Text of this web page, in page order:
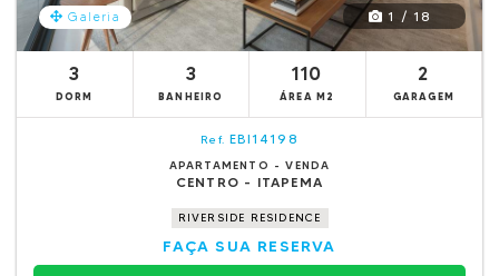
Galeria 1 / 18
3
DORM
3
BANHEIRO
110
ÁREA M2
2
GARAGEM
Ref. EBI14198
APARTAMENTO - VENDA
CENTRO - ITAPEMA
RIVERSIDE RESIDENCE
FAÇA SUA RESERVA